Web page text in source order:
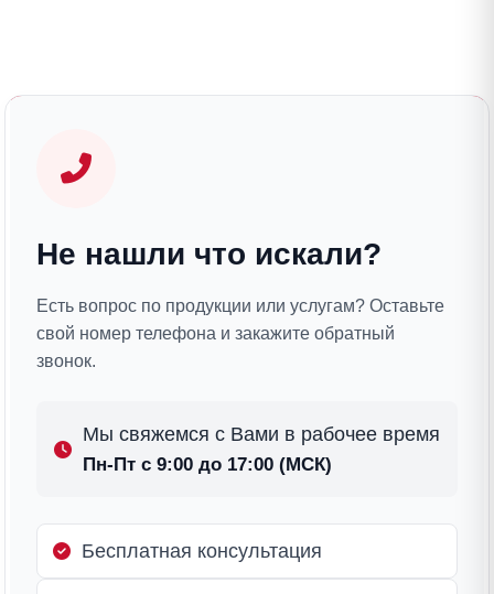
Не нашли что искали?
Есть вопрос по продукции или услугам? Оставьте
свой номер телефона и закажите обратный
звонок.
Мы свяжемся с Вами в рабочее время
Пн-Пт с 9:00 до 17:00 (МСК)
Бесплатная консультация